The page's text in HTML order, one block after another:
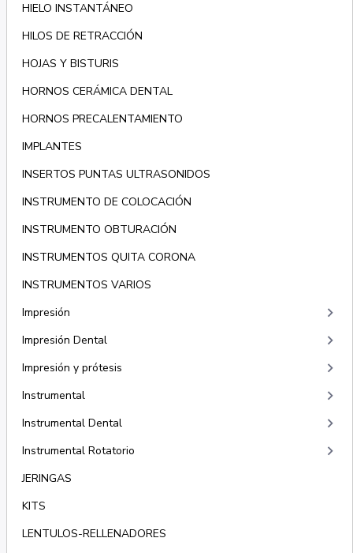
HIELO INSTANTÁNEO
HILOS DE RETRACCIÓN
HOJAS Y BISTURIS
HORNOS CERÁMICA DENTAL
HORNOS PRECALENTAMIENTO
IMPLANTES
INSERTOS PUNTAS ULTRASONIDOS
INSTRUMENTO DE COLOCACIÓN
INSTRUMENTO OBTURACIÓN
INSTRUMENTOS QUITA CORONA
INSTRUMENTOS VARIOS
Impresión
keyboard_arrow_right
Impresión Dental keyboard_arrow_right
Impresión y prótesis keyboard_arrow_right
Instrumental keyboard_arrow_right
Instrumental Dental keyboard_arrow_right
Instrumental Rotatorio keyboard_arrow_right
JERINGAS
KITS
LENTULOS-RELLENADORES